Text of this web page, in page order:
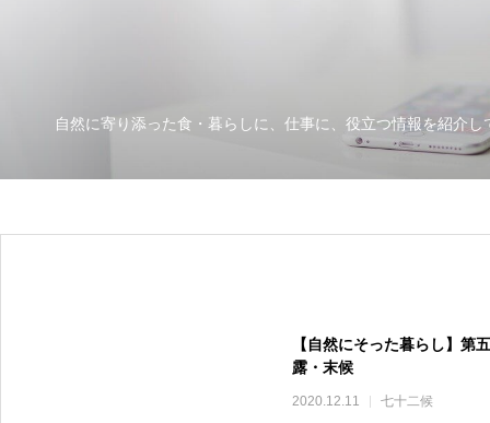
自然に寄り添った食・暮らしに、仕事に、役立つ情報を紹介し
【自然にそった暮らし】第
露・末候
2020.12.11 七十二候